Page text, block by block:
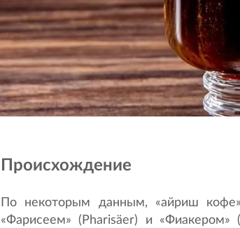
Происхождение
По некоторым данным, «айриш
«Фарисеем» (Pharisäer) и